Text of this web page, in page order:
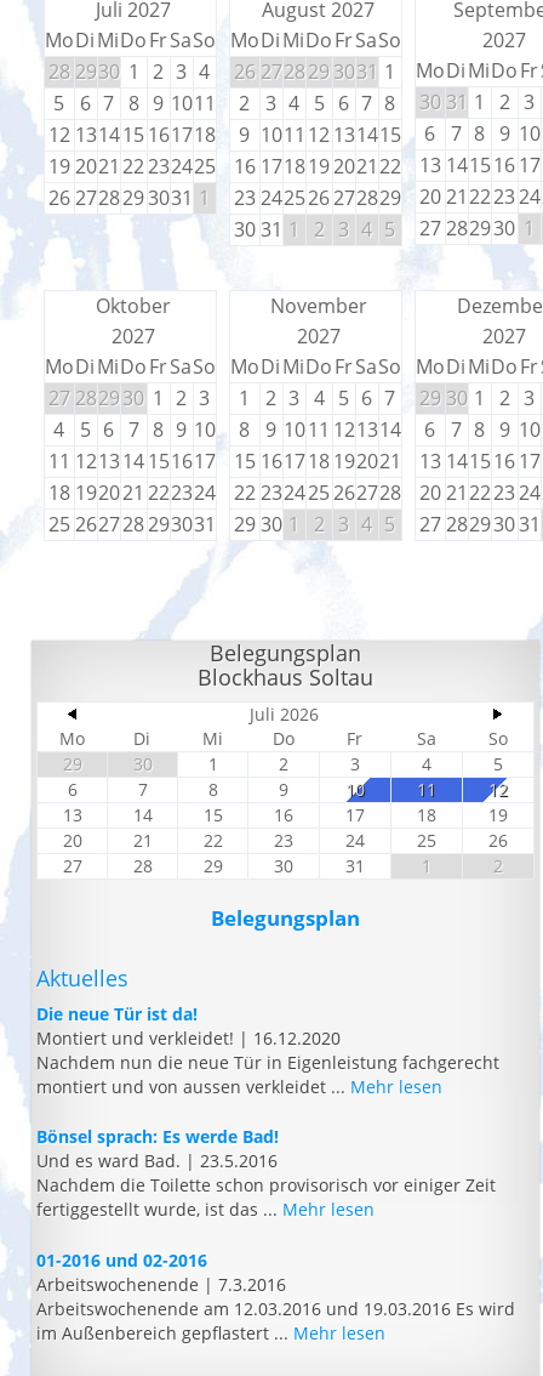
Juli 2027
MoDiMiDoFrSaSo
28 2930 1 2 3 4
5
6 7 8 9 1011
12 131415161718
192021 22232425
262728293031 1
August 2027
MoDiMiDoFrSaSo
26 2728293031 1
2
3 4 5 6 7 8
9 1011 12131415
16 171819202122
23242526272829
3031 1 2 3 4 5
2027
MoDiMiDoFr
30 31 1 2 3
6
7 8 9 10
13 14151617
2021222324
27282930 1
Oktober
2027
MoDiMiDoFrSaSo
27 282930 1 2 3
4
5 6 7 8 9 10
11 121314151617
18 192021 222324
25262728293031
November
2027
MoDiMiDoFrSaSo
1
2 3 4 5 6 7
8
9 1011 121314
15 161718192021
22232425262728
2930 1 2 3 4 5
2027
MoDiMiDoFr
29 30 1 2 3
6
7 8 9 10
13 14151617
2021222324
2728293031
Belegungsplan
Blockhaus Soltau
Juli 2026
Mo
Di Mi Do Fr Sa
So
29
30 1 2 3 4
5
6
7 8 9 10 11
12
13
14 15 16 17 18
19
20
21 22 23 24 25
26
27
28 29 30 31 1 2
Belegungsplan
Aktuelles
Die neue Tür ist da!
Montiert und verkleidet! | 16.12.2020
Nachdem nun die neue Tür in Eigenleistung fachgerecht
montiert und von aussen verkleidet ... Mehr lesen
Bönsel sprach: Es werde Bad!
Und es ward Bad. | 23.5.2016
Nachdem die Toilette schon provisorisch vor einiger Zeit
fertiggestellt wurde, ist das ... Mehr lesen
01-2016 und 02-2016
Arbeitswochenende | 7.3.2016
Arbeitswochenende am 12.03.2016 und 19.03.2016 Es wird
im Außenbereich gepflastert ... Mehr lesen